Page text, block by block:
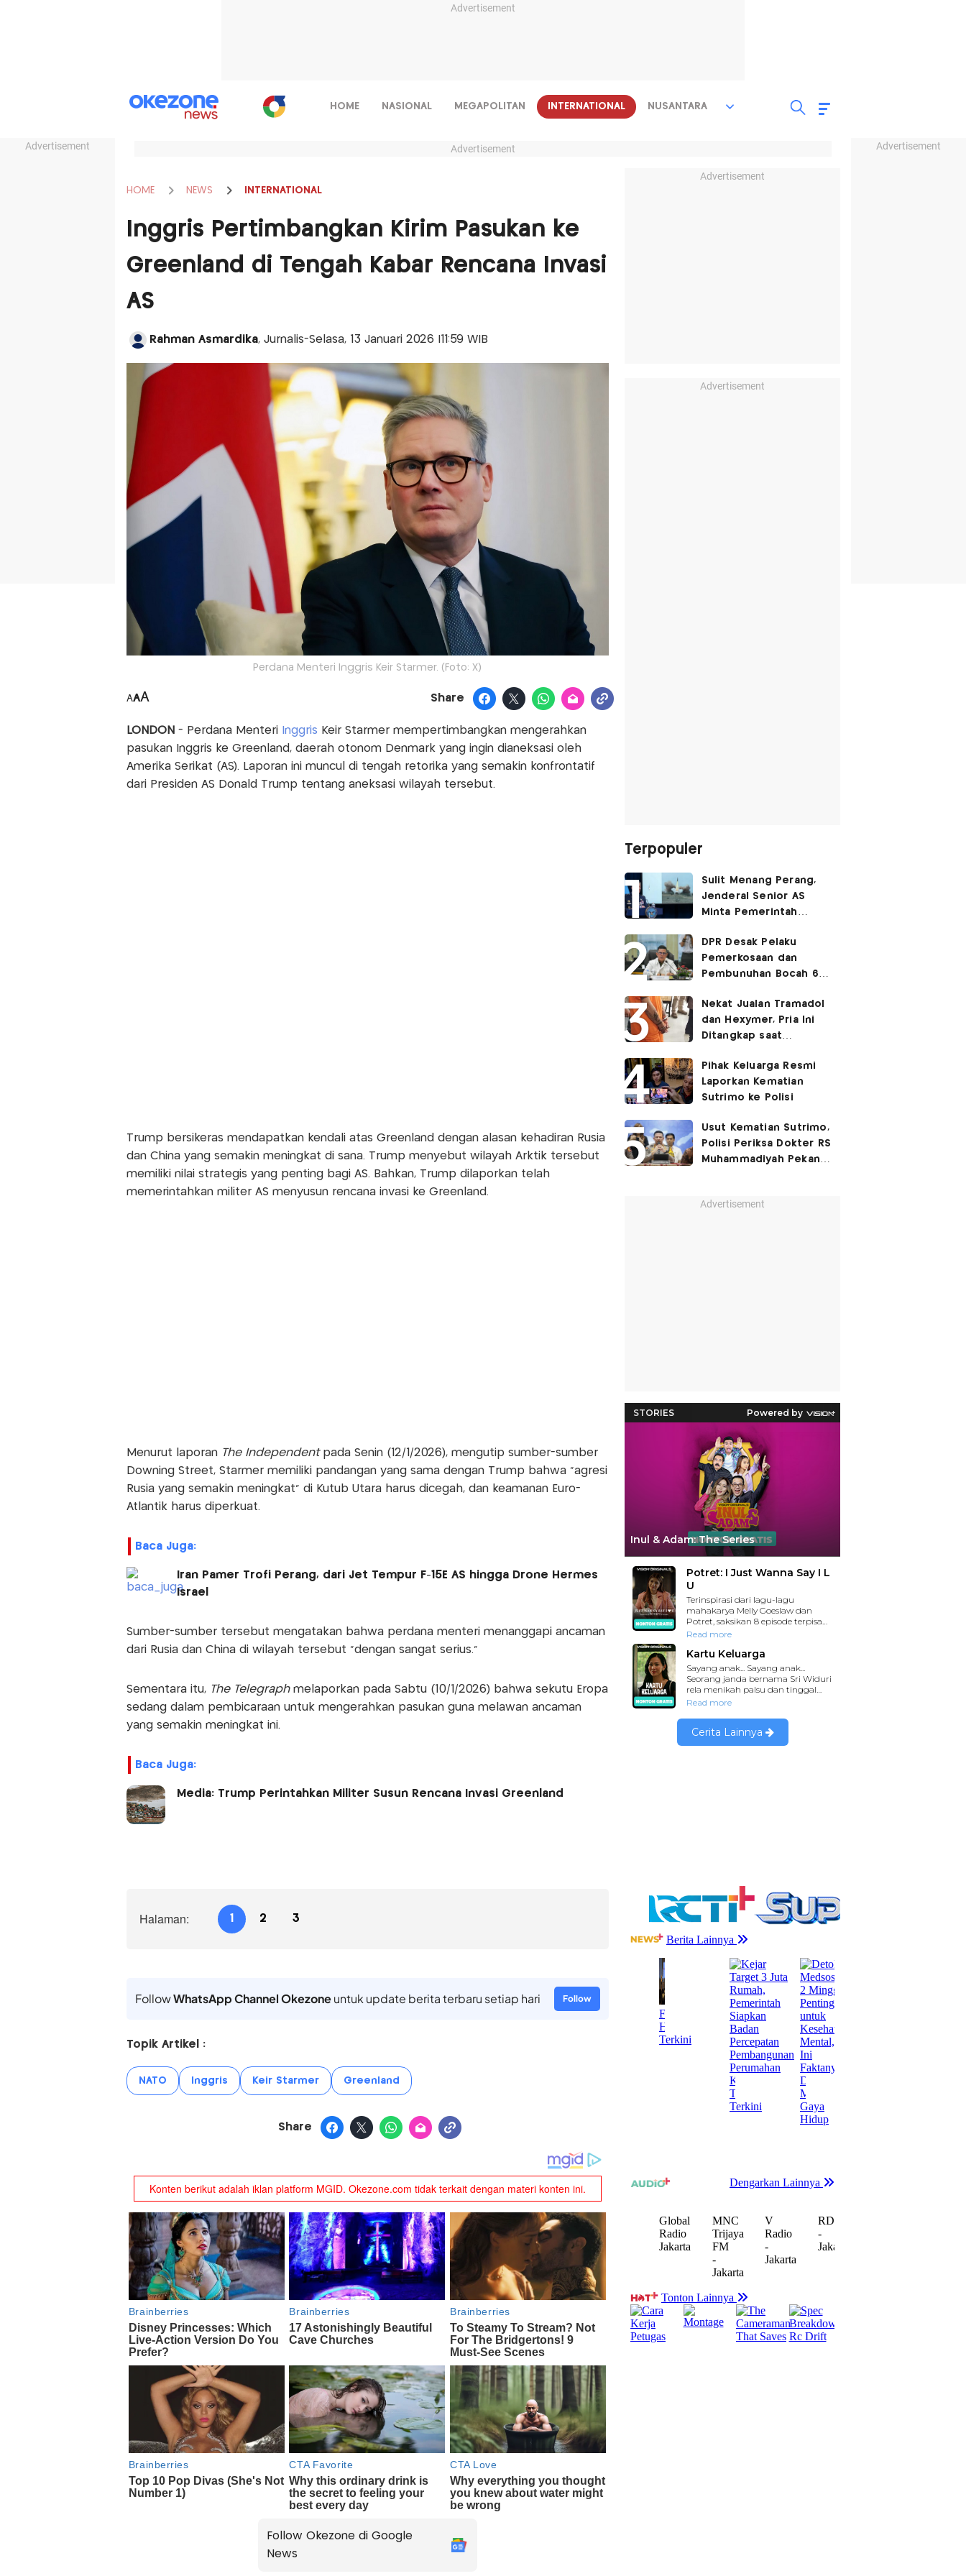
Advertisement
Advertisement Advertisement
HOME NASIONAL MEGAPOLITAN INTERNATIONAL NUSANTARA
Advertisement
HOME NEWS INTERNATIONAL
Inggris Pertimbangkan Kirim Pasukan ke
Greenland di Tengah Kabar Rencana Invasi
AS
Rahman Asmardika, Jurnalis-Selasa, 13 Januari 2026 |11:59 WIB
Perdana Menteri Inggris Keir Starmer. (Foto: X)
AAA Share
LONDON - Perdana Menteri Inggris Keir Starmer mempertimbangkan mengerahkan
pasukan Inggris ke Greenland, daerah otonom Denmark yang ingin dianeksasi oleh
Amerika Serikat (AS). Laporan ini muncul di tengah retorika yang semakin konfrontatif
dari Presiden AS Donald Trump tentang aneksasi wilayah tersebut.
Trump bersikeras mendapatkan kendali atas Greenland dengan alasan kehadiran Rusia
dan China yang semakin meningkat di sana. Trump menyebut wilayah Arktik tersebut
memiliki nilai strategis yang penting bagi AS. Bahkan, Trump dilaporkan telah
memerintahkan militer AS menyusun rencana invasi ke Greenland.
Menurut laporan The Independentpada Senin (12/1/2026), mengutip sumber-sumber
Downing Street, Starmer memiliki pandangan yang sama dengan Trump bahwa "agresi
Rusia yang semakin meningkat" di Kutub Utara harus dicegah, dan keamanan Euro-
Atlantik harus diperkuat.
Baca Juga:
Iran Pamer Trofi Perang, dari Jet Tempur F-15E AS hingga Drone Hermes
Israel
Sumber-sumber tersebut mengatakan bahwa perdana menteri menanggapi ancaman
dari Rusia dan China di wilayah tersebut "dengan sangat serius."
Sementara itu, The Telegraphmelaporkan pada Sabtu (10/1/2026) bahwa sekutu Eropa
sedang dalam pembicaraan untuk mengerahkan pasukan guna melawan ancaman
yang semakin meningkat ini.
Baca Juga:
Media: Trump Perintahkan Militer Susun Rencana Invasi Greenland
Halaman: 1 2 3
FollowWhatsApp Channel Okezoneuntuk update berita terbaru setiap hari Follow
Topik Artikel :
NATO Inggris Keir Starmer Greenland
Share
Follow Okezone di Google
News
Advertisement
Advertisement
Terpopuler
Sulit Menang Perang,
Jenderal Senior AS
Minta Pemerintah
Lawan Iran
DPR Desak Pelaku
Pemerkosaan dan
Pembunuhan Bocah 6
Dihukum Seumur Hidup
Nekat Jualan Tramadol
dan Hexymer, Pria Ini
Ditangkap saat
Pihak Keluarga Resmi
Laporkan Kematian
Sutrimo ke Polisi
Usut Kematian Sutrimo,
Polisi Periksa Dokter RS
Muhammadiyah Pekan
Advertisement